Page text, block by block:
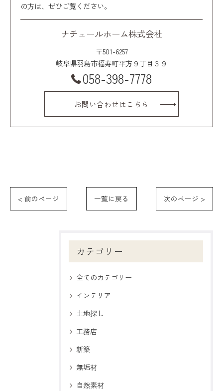
の方は、ぜひご覧ください。
ナチュールホーム株式会社
〒501-6257
岐阜県羽島市福寿町平方９丁目３９
058-398-7778
お問い合わせはこちら
< 前のページ 一覧に戻る 次のページ >
カテゴリー
全てのカテゴリー
インテリア
土地探し
工務店
新築
無垢材
自然素材